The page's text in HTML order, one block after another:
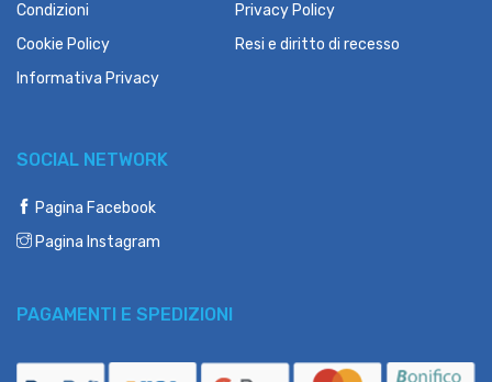
Condizioni
Privacy Policy
Cookie Policy
Resi e diritto di recesso
Informativa Privacy
SOCIAL NETWORK
Pagina Facebook
Pagina Instagram
PAGAMENTI E SPEDIZIONI